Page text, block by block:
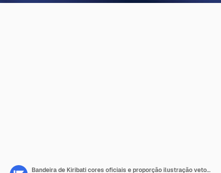
Bandeira de Kiribati cores oficiais e proporção ilustração vetorial digital Bandeira plissada